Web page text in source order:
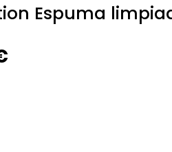
Espuma
El